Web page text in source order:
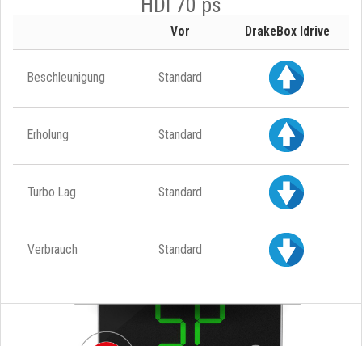
Vor DrakeBox Idrive
Beschleunigung Standard
Erholung Standard
Turbo Lag Standard
Verbrauch Standard